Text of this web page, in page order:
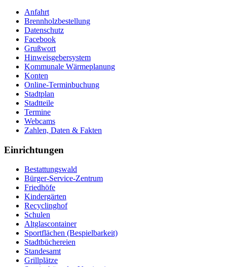
Anfahrt
Brennholzbestellung
Datenschutz
Facebook
Grußwort
Hinweisgebersystem
Kommunale Wärmeplanung
Konten
Online-Terminbuchung
Stadtplan
Stadtteile
Termine
Webcams
Zahlen, Daten & Fakten
Einrichtungen
Bestattungswald
Bürger-Service-Zentrum
Friedhöfe
Kindergärten
Recyclinghof
Schulen
Altglascontainer
Sportflächen (Bespielbarkeit)
Stadtbüchereien
Standesamt
Grillplätze